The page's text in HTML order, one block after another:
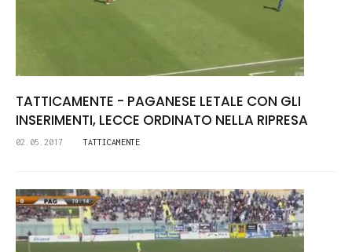
TATTICAMENTE - PAGANESE LETALE CON GLI
INSERIMENTI, LECCE ORDINATO NELLA RIPRESA
02.05.2017 TATTICAMENTE